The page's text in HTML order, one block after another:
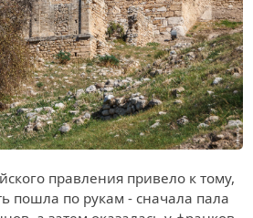
правления привело к тому,
пошла по рукам - сначала пала